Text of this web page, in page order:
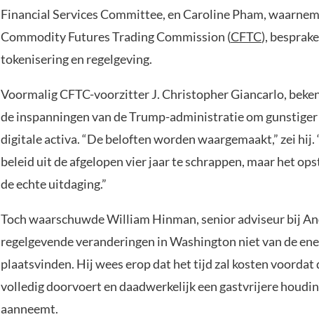
Financial Services Committee, en Caroline Pham,
Commodity Futures Trading Commission (CFTC),
tokenisering en regelgeving.
Voormalig CFTC-voorzitter J. Christopher Giancarlo,
de inspanningen van de Trump-administratie om
digitale activa. “De beloften worden waargemaakt,” zei hij.
beleid uit de afgelopen vier jaar te schrappen, maar het
de echte uitdaging.”
Toch waarschuwde William Hinman, senior adviseur bij
regelgevende veranderingen in Washington niet van de
plaatsvinden. Hij wees erop dat het tijd zal kosten voordat
volledig doorvoert en daadwerkelijk een gastvrijere
aanneemt.